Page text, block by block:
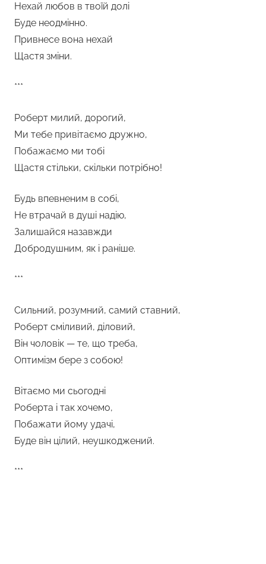
Нехай любов в твоїй долі
Буде неодмінно.
Привнесе вона нехай
Щастя зміни.
***
Роберт милий, дорогий,
Ми тебе привітаємо дружно,
Побажаємо ми тобі
Щастя стільки, скільки потрібно!
Будь впевненим в собі,
Не втрачай в душі надію,
Залишайся назавжди
Добродушним, як і раніше.
***
Сильний, розумний, самий ставний,
Роберт сміливий, діловий,
Він чоловік — те, що треба,
Оптимізм бере з собою!
Вітаємо ми сьогодні
Роберта і так хочемо,
Побажати йому удачі,
Буде він цілий, неушкоджений.
***